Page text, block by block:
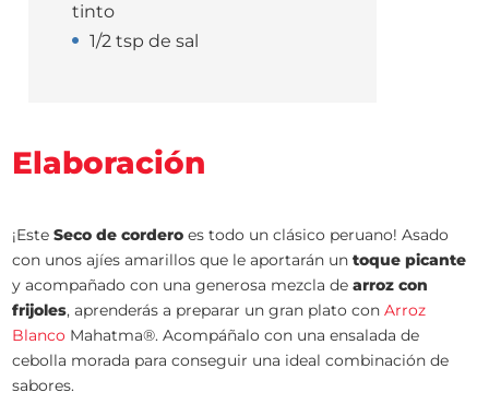
tinto
1/2 tsp de sal
Elaboración
¡EsteSeco de cordero es todo un clásico peruano! Asado
con unos ajíes amarillos que le aportarán untoque picante
y acompañado con una generosa mezcla dearroz con
frijoles, aprenderás a preparar un gran plato conArroz
Blanco Mahatma®. Acompáñalo con una ensalada de
cebolla morada para conseguir una ideal combinación de
sabores.